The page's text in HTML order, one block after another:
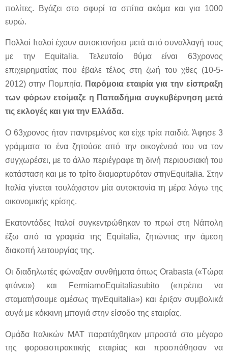
πολίτες. Βγάζει στο σφυρί τα σπίτια ακόμα και για 1000
ευρώ.
Πολλοί Ιταλοί έχουν αυτοκτονήσει μετά από συναλλαγή τους
με την Equitalia. Τελευταίο θύμα είναι 63χρονος
επιχειρηματίας που έβαλε τέλος στη ζωή του χθες (10-5-
2012) στην Πομπηία. Παρόμοια εταιρία για την είσπραξη
των φόρων ετοίμαζε η Παπαδήμια συγκυβέρνηση μετά
τις εκλογές και για την Ελλάδα.
Ο 63χρονος ήταν παντρεμένος και είχε τρία παιδιά. Άφησε 3
γράμματα το ένα ζητούσε από την οικογένειά του να τον
συγχωρέσει, με το άλλο περιέγραφε τη δινή περιουσιακή του
κατάσταση και με το τρίτο διαμαρτυρόταν στηνEquitalia. Στην
Ιταλία γίνεται τουλάχιστον μία αυτοκτονία τη μέρα λόγω της
οικονομικής κρίσης.
Εκατοντάδες Ιταλοί συγκεντρώθηκαν το πρωί στη Νάπολη
έξω από τα γραφεία της
Equitalia, ζητώντας την άμεση
διακοπή λειτουργίας της.
Οι διαδηλωτές φώναξαν συνθήματα όπως Orabasta («Τώρα
φτάνει») και
FermiamoEquitaliasubito(«πρέπει να
σταματήσουμε αμέσως τηνEquitalia») και έριξαν συμβολικά
αυγά με κόκκινη μπογιά στην είσοδο της εταιρίας.
Ομάδα Ιταλικών ΜΑΤ παρατάχθηκαν μπροστά στο μέγαρο
της φοροεισπρακτικής εταιρίας και προσπάθησαν να